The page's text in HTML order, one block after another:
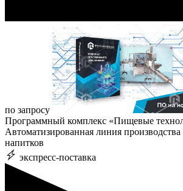
по запросу
Программный комплекс «Пищевые
Автоматизированная линия производства
напитков
экспресс-поставка